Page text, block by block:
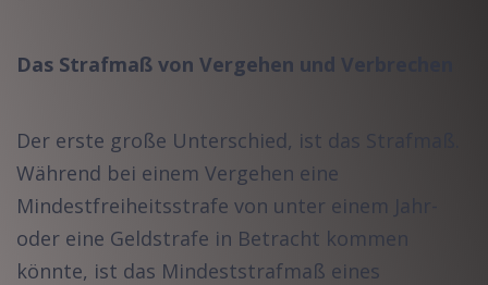
Das Strafmaß von Vergehen und Verbrechen
Der erste große Unterschied, ist das Strafmaß.
Während bei einem Vergehen eine
Mindestfreiheitsstrafe von unter einem Jahr-
oder eine Geldstrafe in Betracht kommen
könnte, ist das Mindeststrafmaß eines